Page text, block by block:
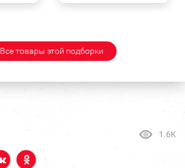
Все товары этой подборки
1.6K